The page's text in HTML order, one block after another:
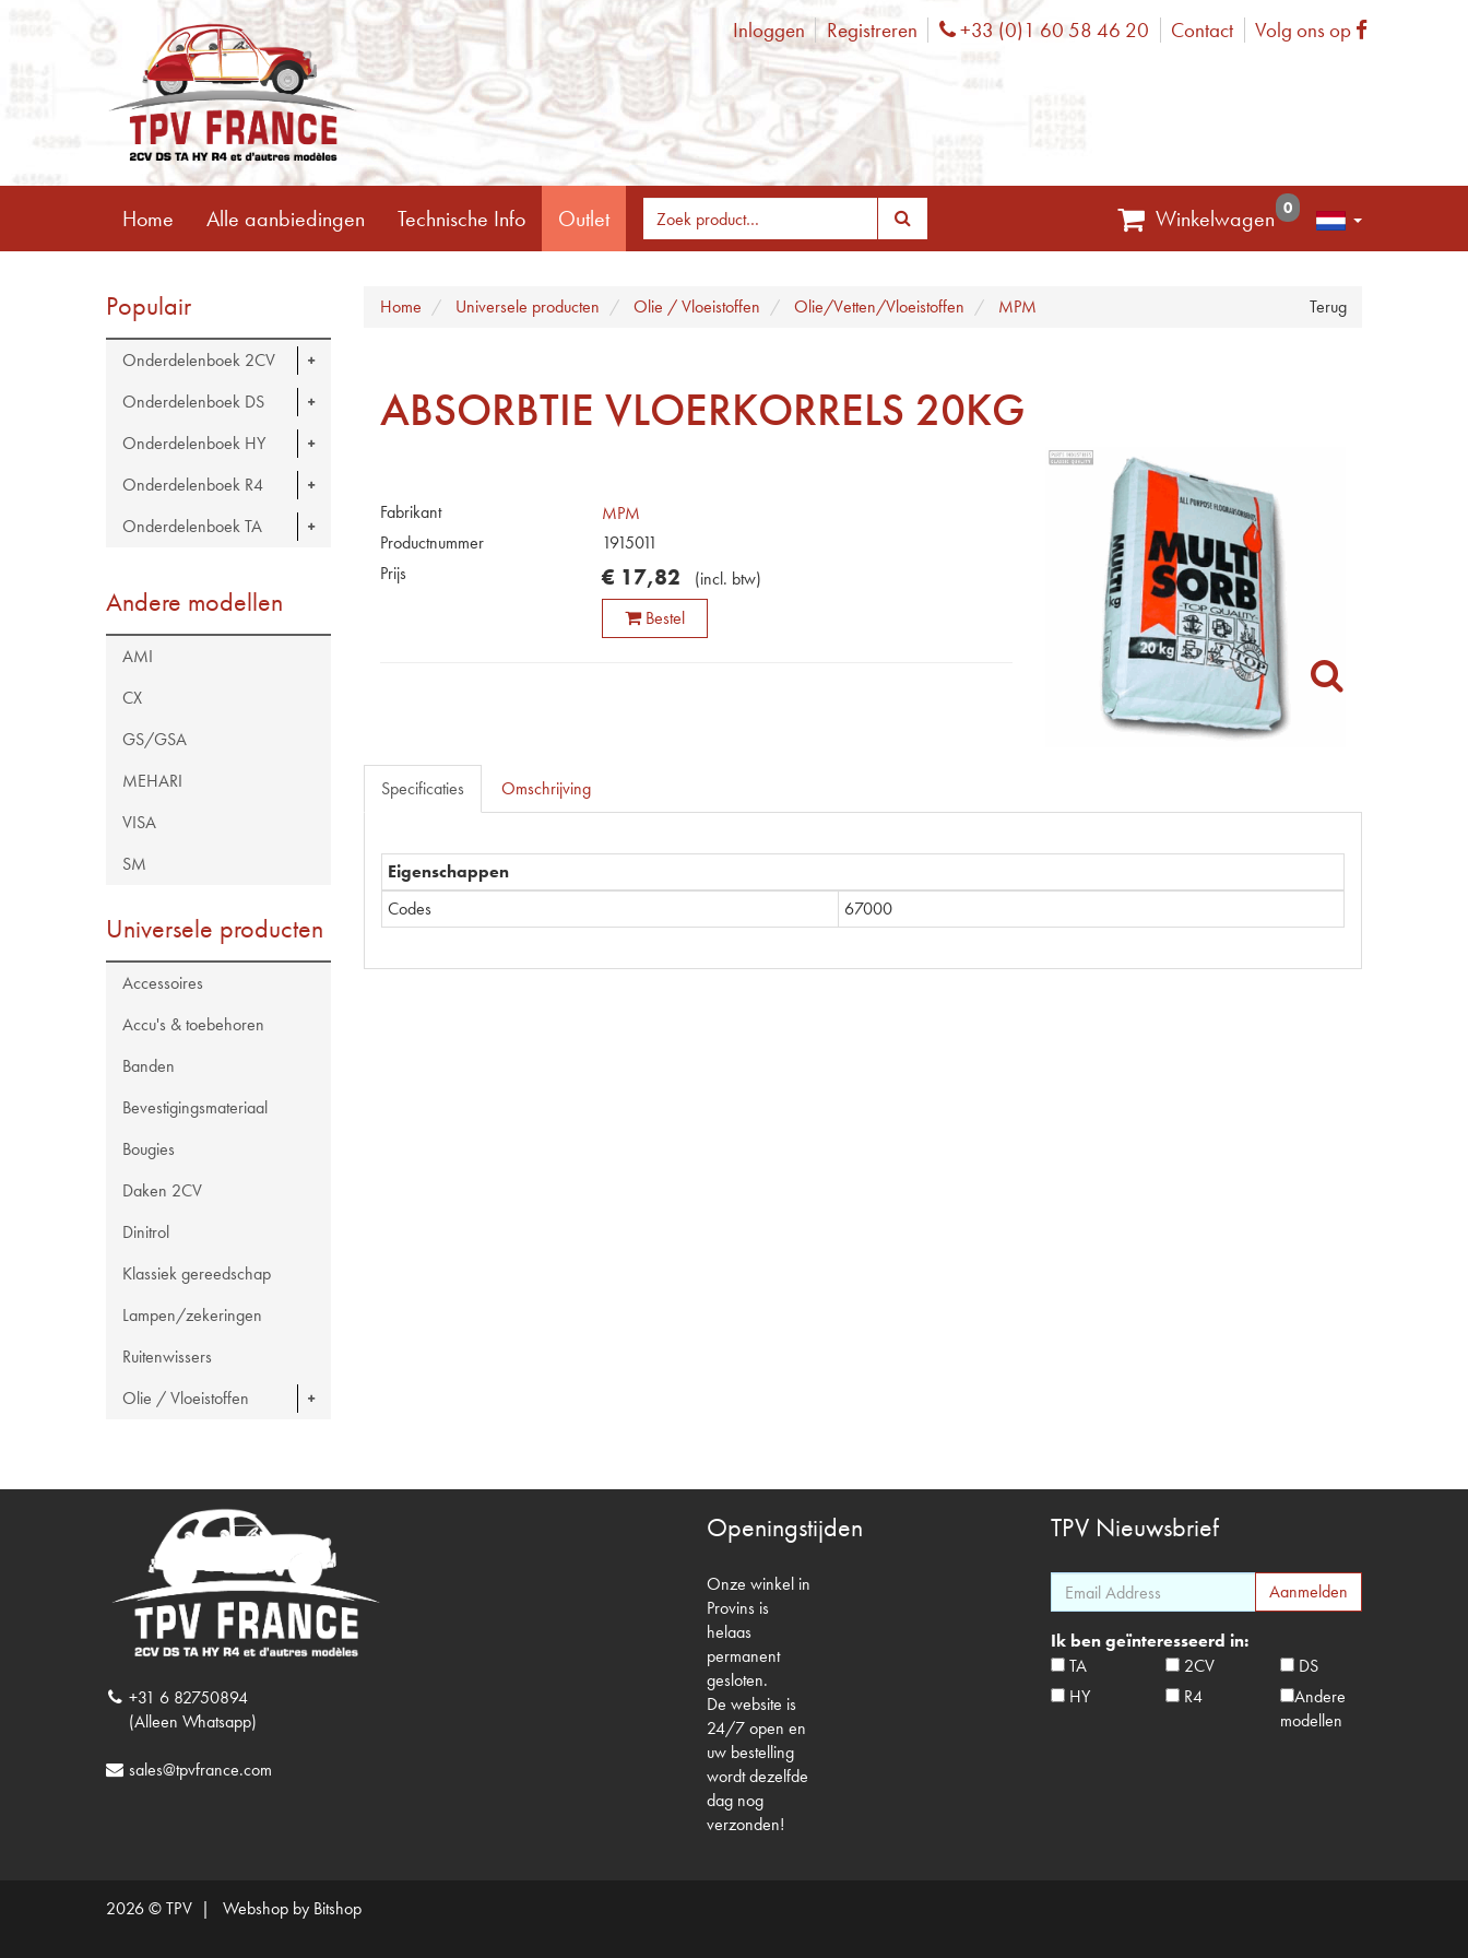
Inloggen Registreren Phone
+33 (0)1 60 58 46 20 Contact Volg ons op Facebook
Home Alle aanbiedingen Technische Info Outlet Winkelwagen 0
Populair
Onderdelenboek 2CV
Onderdelenboek DS
Onderdelenboek HY
Onderdelenboek R4
Onderdelenboek TA
Andere modellen
AMI
CX
GS/GSA
MEHARI
VISA
SM
Universele producten
Accessoires
Accu's & toebehoren
Banden
Bevestigingsmateriaal
Bougies
Daken 2CV
Dinitrol
Klassiek gereedschap
Lampen/zekeringen
Ruitenwissers
Olie / Vloeistoffen
Terug
Home Universele producten Olie / Vloeistoffen Olie/Vetten/Vloeistoffen MPM
ABSORBTIE VLOERKORRELS 20KG
Fabrikant
MPM
Productnummer
1915011
Prijs
€ 17,82 (incl. btw)
Bestel
Specificaties Omschrijving
Eigenschappen
Codes
67000
+31 6 82750894
(Alleen Whatsapp)
sales@tpvfrance.com
Openingstijden
Onze winkel in
Provins is
helaas
permanent
gesloten.
De website is
24/7 open en
uw bestelling
wordt dezelfde
dag nog
verzonden!
TPV Nieuwsbrief
Ik ben geïnteresseerd in:
TA
2CV
DS
HY
R4
Andere
modellen
2026 © TPV | Webshop by Bitshop